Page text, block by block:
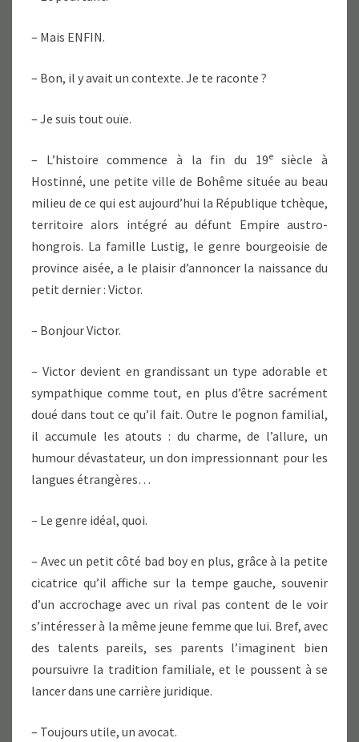
– Mais ENFIN.
– Bon, il y avait un contexte. Je te raconte ?
– Je suis tout ouïe.
– L’histoire commence à la fin du 19esiècle à
Hostinné, une petite ville de Bohême située au beau
milieu de ce qui est aujourd’hui la République tchèque,
territoire alors intégré au défunt Empire austro-
hongrois. La famille Lustig, le genre bourgeoisie de
province aisée, a le plaisir d’annoncer la naissance du
petit dernier : Victor.
– Bonjour Victor.
– Victor devient en grandissant un type adorable et
sympathique comme tout, en plus d’être sacrément
doué dans tout ce qu’il fait. Outre le pognon familial,
il accumule les atouts : du charme, de l’allure, un
humour dévastateur, un don impressionnant pour les
langues étrangères…
– Le genre idéal, quoi.
– Avec un petit côté bad boy en plus, grâce à la petite
cicatrice qu’il affiche sur la tempe gauche, souvenir
d’un accrochage avec un rival pas content de le voir
s’intéresser à la même jeune femme que lui. Bref, avec
des talents pareils, ses parents l’imaginent bien
poursuivre la tradition familiale, et le poussent à se
lancer dans une carrière juridique.
– Toujours utile, un avocat.